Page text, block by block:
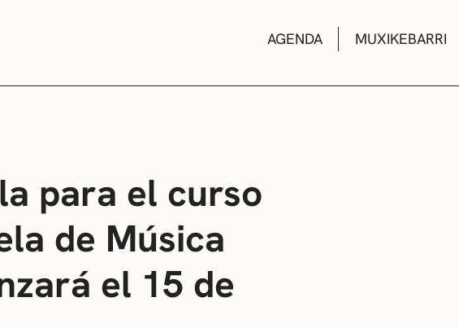
AGENDA MUXIKEBARRI
AULAS DE CULTURA
BIBLIOTECAS
ESCUELA DE MÚSICA
para el curso
de Música
el 15 de